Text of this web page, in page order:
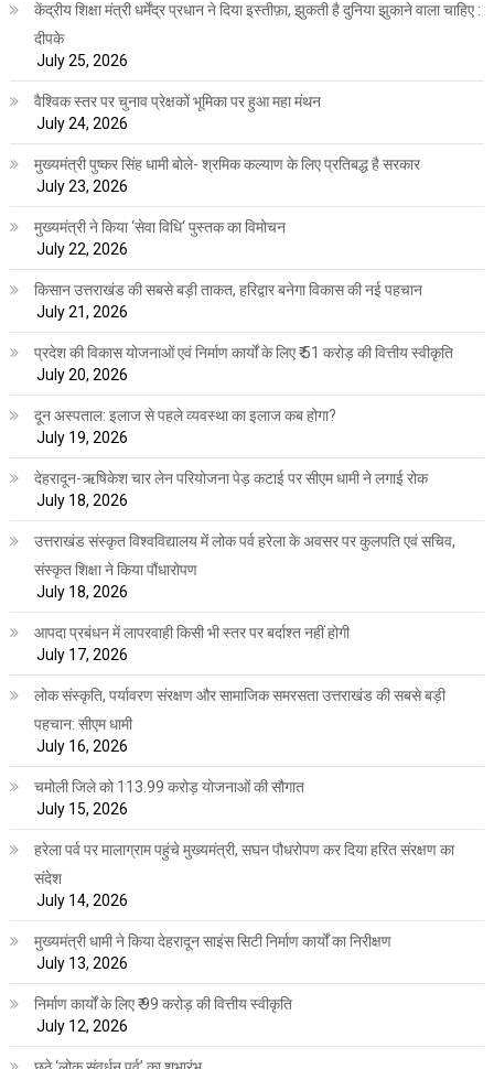
केंद्रीय शिक्षा मंत्री धर्मेंद्र प्रधान ने दिया इस्तीफ़ा, झुकती है दुनिया झुकाने वाला चाहिए :
दीपके
July 25, 2026
वैश्विक स्तर पर चुनाव प्रेक्षकों भूमिका पर हुआ महा मंथन
July 24, 2026
मुख्यमंत्री पुष्कर सिंह धामी बोले- श्रमिक कल्याण के लिए प्रतिबद्ध है सरकार
July 23, 2026
मुख्यमंत्री ने किया ‘सेवा विधि‘ पुस्तक का विमोचन
July 22, 2026
किसान उत्तराखंड की सबसे बड़ी ताकत, हरिद्वार बनेगा विकास की नई पहचान
July 21, 2026
प्रदेश की विकास योजनाओं एवं निर्माण कार्यों के लिए ₹ 51 करोड़ की वित्तीय स्वीकृति
July 20, 2026
दून अस्पताल: इलाज से पहले व्यवस्था का इलाज कब होगा?
July 19, 2026
देहरादून-ऋषिकेश चार लेन परियोजना पेड़ कटाई पर सीएम धामी ने लगाई रोक
July 18, 2026
उत्तराखंड संस्कृत विश्वविद्यालय में लोक पर्व हरेला के अवसर पर कुलपति एवं सचिव,
संस्कृत शिक्षा ने किया पौंधारोपण
July 18, 2026
आपदा प्रबंधन में लापरवाही किसी भी स्तर पर बर्दाश्त नहीं होगी
July 17, 2026
लोक संस्कृति, पर्यावरण संरक्षण और सामाजिक समरसता उत्तराखंड की सबसे बड़ी
पहचान: सीएम धामी
July 16, 2026
चमोली जिले को 113.99 करोड़ योजनाओं की सौगात
July 15, 2026
हरेला पर्व पर मालाग्राम पहुंचे मुख्यमंत्री, सघन पौधरोपण कर दिया हरित संरक्षण का
संदेश
July 14, 2026
मुख्यमंत्री धामी ने किया देहरादून साइंस सिटी निर्माण कार्यों का निरीक्षण
July 13, 2026
निर्माण कार्यों के लिए ₹ 99 करोड़ की वित्तीय स्वीकृति
July 12, 2026